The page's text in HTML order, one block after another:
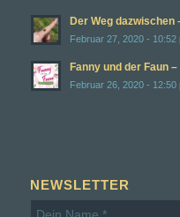
Der Weg
Februar 27, 2020 - 10:52
Fanny und der Faun
Februar 26, 2020 - 12:50
NEWSLETTER